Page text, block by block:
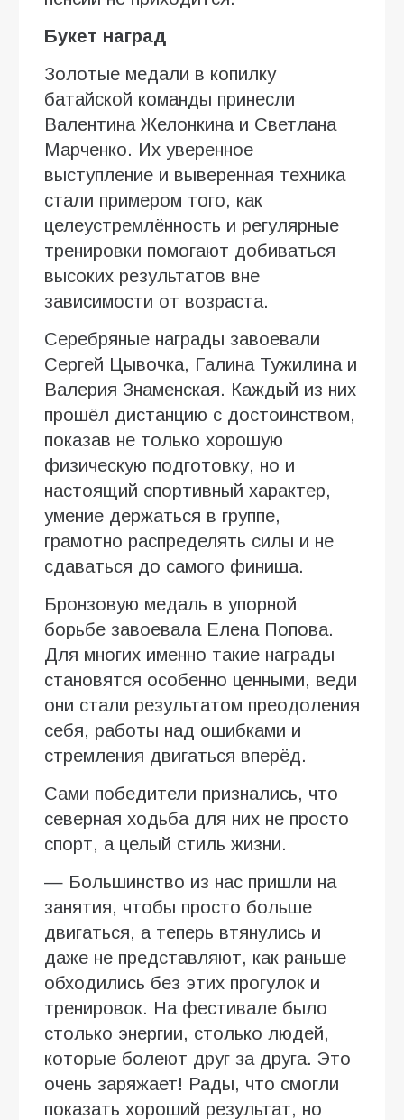
Букет наград
Золотые медали в копилку
батайской команды принесли
Валентина Желонкина и Светлана
Марченко. Их уверенное
выступление и выверенная техника
стали примером того, как
целеустремлённость и регулярные
тренировки помогают добиваться
высоких результатов вне
зависимости от возраста.
Серебряные награды завоевали
Сергей Цывочка, Галина Тужилина и
Валерия Знаменская. Каждый из них
прошёл дистанцию с достоинством,
показав не только хорошую
физическую подготовку, но и
настоящий спортивный характер,
умение держаться в группе,
грамотно распределять силы и не
сдаваться до самого финиша.
Бронзовую медаль в упорной
борьбе завоевала Елена Попова.
Для многих именно такие награды
становятся особенно ценными, веди
они стали результатом преодоления
себя, работы над ошибками и
стремления двигаться вперёд.
Сами победители признались, что
северная ходьба для них не просто
спорт, а целый стиль жизни.
— Большинство из нас пришли на
занятия, чтобы просто больше
двигаться, а теперь втянулись и
даже не представляют, как раньше
обходились без этих прогулок и
тренировок. На фестивале было
столько энергии, столько людей,
которые болеют друг за друга. Это
очень заряжает! Рады, что смогли
показать хороший результат, но